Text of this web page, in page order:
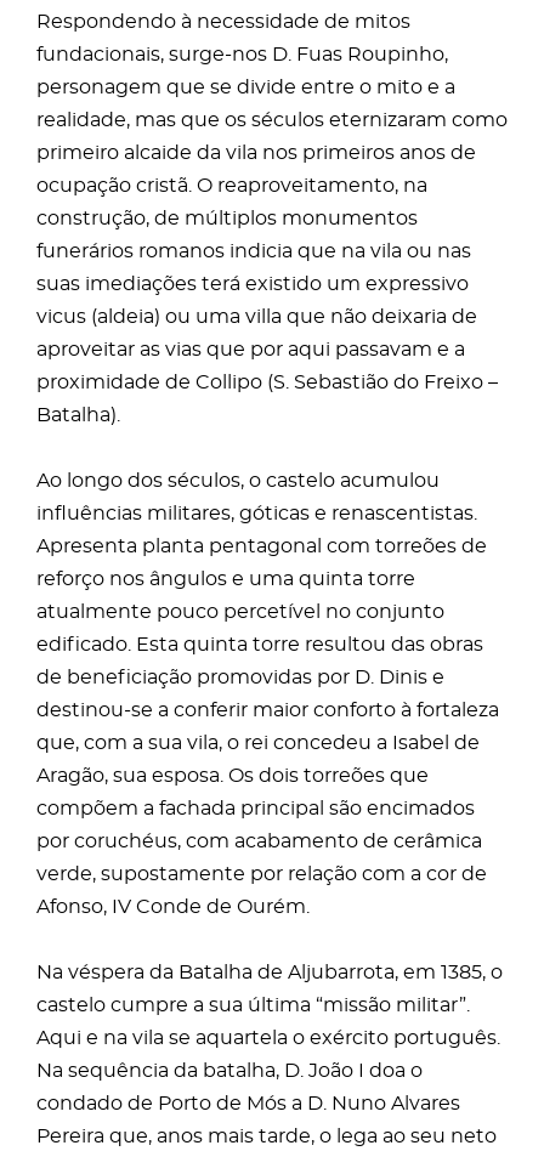
Respondendo à necessidade de mitos
fundacionais, surge-nos D. Fuas Roupinho,
personagem que se divide entre o mito e a
realidade, mas que os séculos eternizaram como
primeiro alcaide da vila nos primeiros anos de
ocupação cristã. O reaproveitamento, na
construção, de múltiplos monumentos
funerários romanos indicia que na vila ou nas
suas imediações terá existido um expressivo
vicus (aldeia) ou uma villa que não deixaria de
aproveitar as vias que por aqui passavam e a
proximidade de Collipo (S. Sebastião do Freixo –
Batalha).
Ao longo dos séculos, o castelo acumulou
influências militares, góticas e renascentistas.
Apresenta planta pentagonal com torreões de
reforço nos ângulos e uma quinta torre
atualmente pouco percetível no conjunto
edificado. Esta quinta torre resultou das obras
de beneficiação promovidas por D. Dinis e
destinou-se a conferir maior conforto à fortaleza
que, com a sua vila, o rei concedeu a Isabel de
Aragão, sua esposa. Os dois torreões que
compõem a fachada principal são encimados
por coruchéus, com acabamento de cerâmica
verde, supostamente por relação com a cor de
Afonso, IV Conde de Ourém.
Na véspera da Batalha de Aljubarrota, em 1385, o
castelo cumpre a sua última “missão militar”.
Aqui e na vila se aquartela o exército português.
Na sequência da batalha, D. João I doa o
condado de Porto de Mós a D. Nuno Alvares
Pereira que, anos mais tarde, o lega ao seu neto